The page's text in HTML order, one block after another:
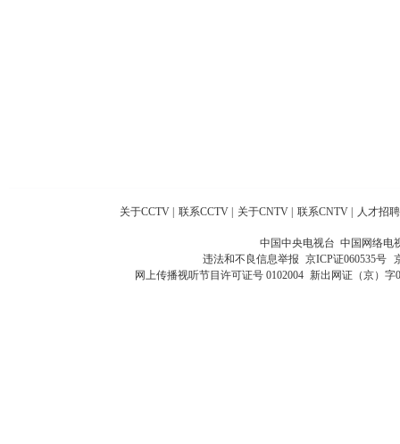
关于CCTV 联系CCTV 关于CNTV 联系CNTV 人才招聘
中国中央电视台 中国网络电
违法和不良信息举报 京ICP证060535号
网上传播视听节目许可证号 0102004 新出网证（京）